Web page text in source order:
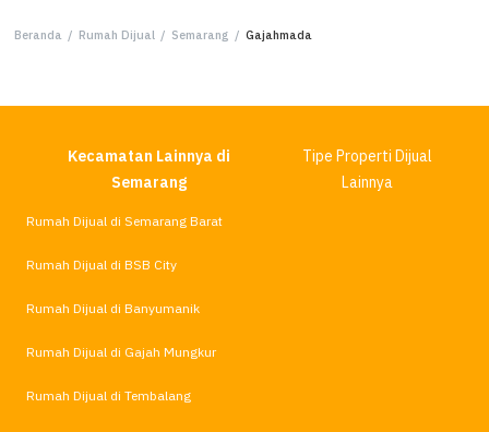
Beranda / Rumah Dijual / Semarang / Gajahmada
Kecamatan Lainnya di
Semarang
Tipe Properti Dijual
Lainnya
Rumah Dijual di Semarang Barat
Rumah Dijual di BSB City
Rumah Dijual di Banyumanik
Rumah Dijual di Gajah Mungkur
Rumah Dijual di Tembalang